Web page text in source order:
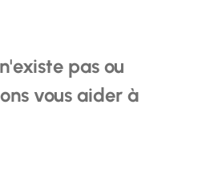
pas ou
vous aider à